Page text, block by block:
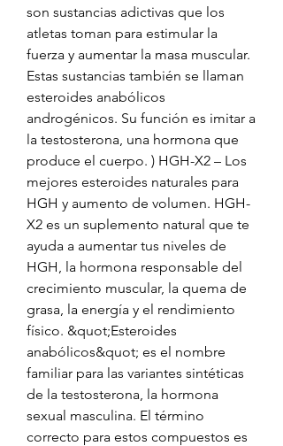
son sustancias adictivas que los
atletas toman para estimular la
fuerza y aumentar la masa muscular.
Estas sustancias también se llaman
esteroides anabólicos
androgénicos. Su función es imitar a
la testosterona, una hormona que
produce el cuerpo. ) HGH-X2 – Los
mejores esteroides naturales para
HGH y aumento de volumen. HGH-
X2 es un suplemento natural que te
ayuda a aumentar tus niveles de
HGH, la hormona responsable del
crecimiento muscular, la quema de
grasa, la energía y el rendimiento
físico. &quot;Esteroides
anabólicos&quot; es el nombre
familiar para las variantes sintéticas
de la testosterona, la hormona
sexual masculina. El término
correcto para estos compuestos es